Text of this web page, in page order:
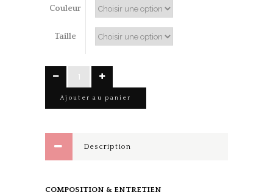
Couleur
Taille
Jupe
SATIN
Blanche
Ajouter au panier
Description
COMPOSITION & ENTRETIEN